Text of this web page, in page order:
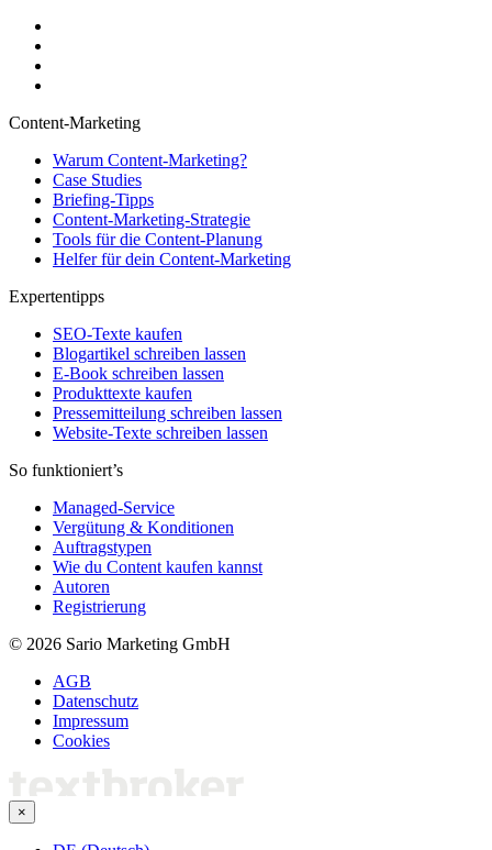
Content-Marketing
Warum Content-Marketing?
Case Studies
Briefing-Tipps
Content-Marketing-Strategie
Tools für die Content-Planung
Helfer für dein Content-Marketing
Expertentipps
SEO-Texte kaufen
Blogartikel schreiben lassen
E-Book schreiben lassen
Produkttexte kaufen
Pressemitteilung schreiben lassen
Website-Texte schreiben lassen
So funktioniert’s
Managed-Service
Vergütung & Konditionen
Auftragstypen
Wie du Content kaufen kannst
Autoren
Registrierung
© 2026 Sario Marketing GmbH
AGB
Datenschutz
Impressum
Cookies
×